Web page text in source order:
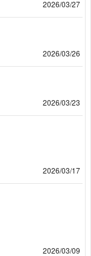
2026/03/27
2026/03/26
2026/03/23
2026/03/17
2026/03/09